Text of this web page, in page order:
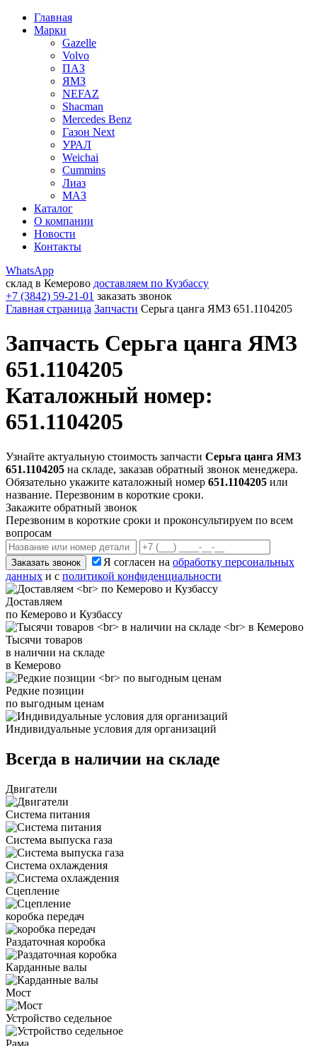
Главная
Марки
Gazelle
Volvo
ПАЗ
ЯМЗ
NEFAZ
Shacman
Mercedes Benz
Газон Next
УРАЛ
Weichai
Cummins
Лиаз
МАЗ
Каталог
О компании
Новости
Контакты
WhatsApp
склад в Кемерово доставляем по Кузбассу
+7 (3842) 59-21-01 заказать звонок
Главная страница Запчасти Серьга цанга ЯМЗ 651.1104205
Запчасть Серьга цанга ЯМЗ
651.1104205
Каталожный номер:
651.1104205
Узнайте актуальную стоимость запчасти Серьга цанга ЯМЗ
651.1104205 на складе, заказав обратный звонок менеджера.
Обязательно укажите каталожный номер 651.1104205 или
название. Перезвоним в короткие сроки.
Закажите обратный звонок
Перезвоним в короткие сроки и проконсультируем по всем
вопросам
Заказать звонок Я согласен на обработку персональных
данных и с политикой конфиденциальности
Доставляем
по Кемерово и Кузбассу
Тысячи товаров
в наличии на складе
в Кемерово
Редкие позиции
по выгодным ценам
Индивидуальные условия для организаций
Всегда в наличии на складе
Двигатели
Система питания
Система выпуска газа
Система охлаждения
Сцепление
коробка передач
Раздаточная коробка
Карданные валы
Мост
Устройство седельное
Рама